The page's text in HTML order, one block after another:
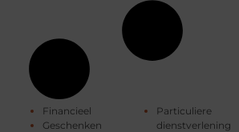
Financieel
Geschenken
Particuliere
dienstverlening